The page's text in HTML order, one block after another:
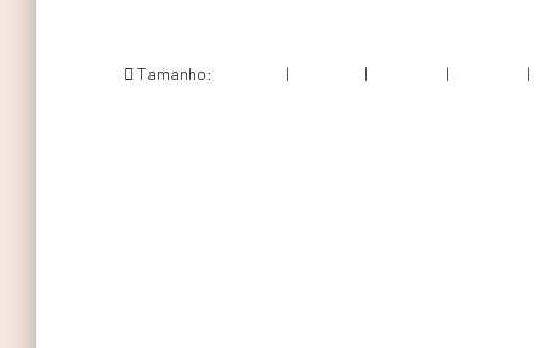
Tamanho: | | | |